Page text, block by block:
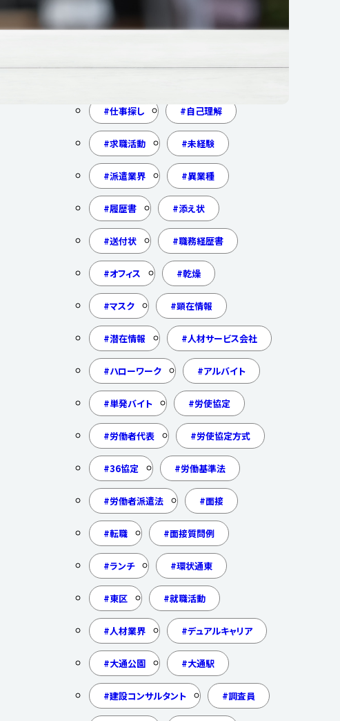
還付
仕事探し 自己理解
求職活動 未経験
派遣業界 異業種
履歴書 添え状
送付状 職務経歴書
オフィス 乾燥
マスク 顕在情報
潜在情報 人材サービス会社
ハローワーク アルバイト
単発バイト 労使協定
労働者代表 労使協定方式
36協定 労働基準法
労働者派遣法 面接
転職 面接質問例
ランチ 環状通東
東区 就職活動
人材業界 デュアルキャリア
大通公園 大通駅
建設コンサルタント 調査員